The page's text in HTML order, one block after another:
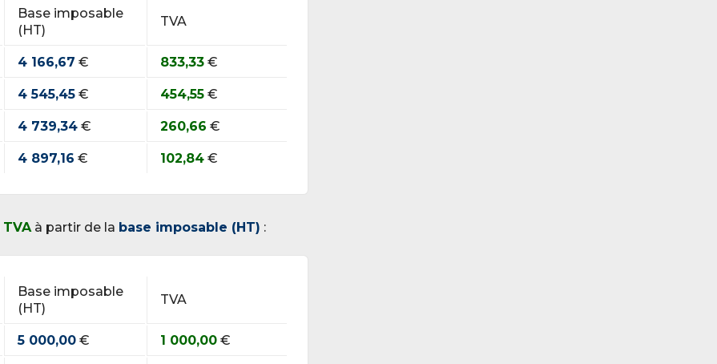
Base imposable
(HT)
TVA
4 166,67 € 833,33 €
4 545,45 € 454,55 €
4 739,34 € 260,66 €
4 897,16 € 102,84 €
TVA à partir de la base imposable (HT) :
Base imposable
(HT)
TVA
5 000,00 € 1 000,00 €